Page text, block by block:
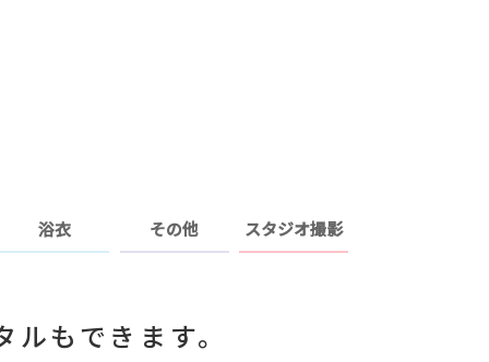
浴衣 その他 スタジオ撮影
もできます。